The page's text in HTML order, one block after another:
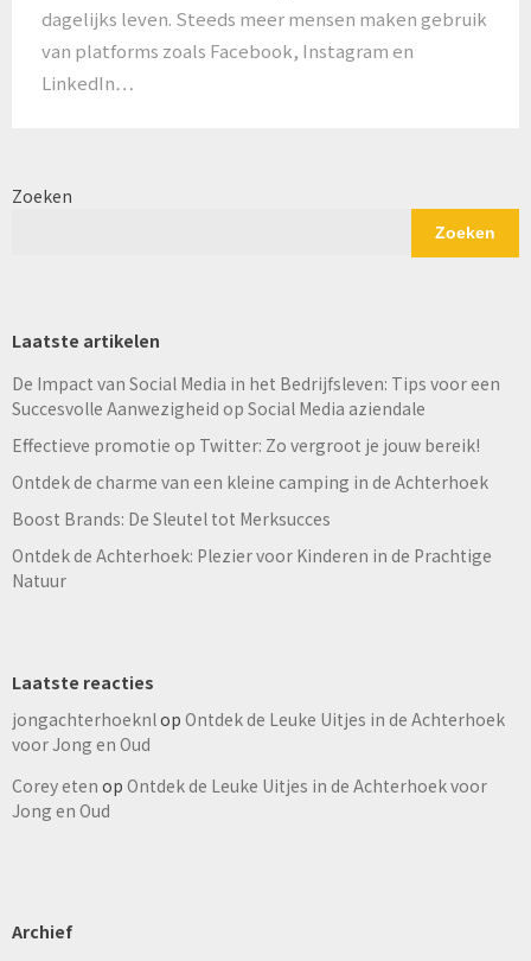
dagelijks leven. Steeds meer mensen maken gebruik
van platforms zoals Facebook, Instagram en
LinkedIn…
Zoeken
Zoeken
Laatste artikelen
De Impact van Social Media in het Bedrijfsleven: Tips voor een
Succesvolle Aanwezigheid op Social Media aziendale
Effectieve promotie op Twitter: Zo vergroot je jouw bereik!
Ontdek de charme van een kleine camping in de Achterhoek
Boost Brands: De Sleutel tot Merksucces
Ontdek de Achterhoek: Plezier voor Kinderen in de Prachtige
Natuur
Laatste reacties
jongachterhoeknlop Ontdek de Leuke Uitjes in de Achterhoek
voor Jong en Oud
Corey eten op Ontdek de Leuke Uitjes in de Achterhoek voor
Jong en Oud
Archief